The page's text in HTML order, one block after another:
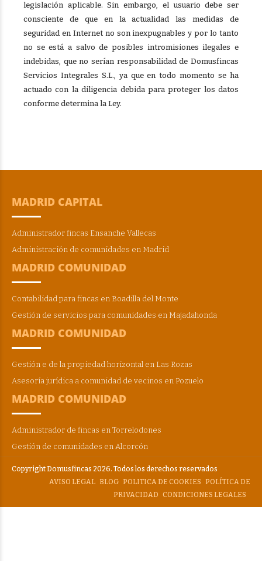
legislación aplicable. Sin embargo, el usuario debe ser
consciente de que en la actualidad las medidas de
seguridad en Internet no son inexpugnables y por lo tanto
no se está a salvo de posibles intromisiones ilegales e
indebidas, que no serían responsabilidad de Domusfincas
Servicios Integrales S.L., ya que en todo momento se ha
actuado con la diligencia debida para proteger los datos
conforme determina la Ley.
MADRID CAPITAL
Administrador fincas Ensanche Vallecas
Administración de comunidades en Madrid
MADRID COMUNIDAD
Contabilidad para fincas en Boadilla del Monte
Gestión de servicios para comunidades en Majadahonda
MADRID COMUNIDAD
Gestión e de la propiedad horizontal en Las Rozas
Asesoría jurídica a comunidad de vecinos en Pozuelo
MADRID COMUNIDAD
Administrador de fincas en Torrelodones
Gestión de comunidades en Alcorcón
Copyright Domusfincas 2026. Todos los derechos reservados
AVISO LEGAL BLOG POLITICA DE COOKIES
POLÍTICA DE
PRIVACIDAD CONDICIONES LEGALES